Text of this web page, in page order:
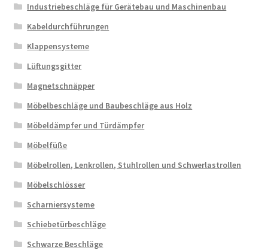
Industriebeschläge für Gerätebau und Maschinenbau
Kabeldurchführungen
Klappensysteme
Lüftungsgitter
Magnetschnäpper
Möbelbeschläge und Baubeschläge aus Holz
Möbeldämpfer und Türdämpfer
Möbelfüße
Möbelrollen, Lenkrollen, Stuhlrollen und Schwerlastrollen
Möbelschlösser
Scharniersysteme
Schiebetürbeschläge
Schwarze Beschläge